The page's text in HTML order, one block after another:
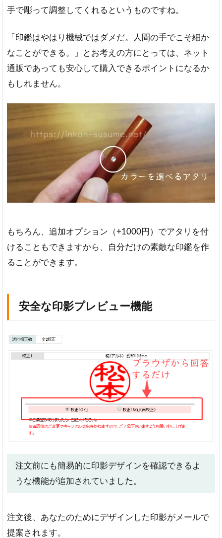
手で彫って調整してくれるというものですね。
「印鑑はやはり機械ではダメだ。人間の手でこそ細か
なことができる。」とお考えの方にとっては、ネット
通販であっても安心して購入できるポイントになるか
もしれません。
もちろん、追加オプション（+1000円）でアタリを付
けることもできますから、自分だけの素敵な印鑑を作
ることができます。
安全な印影プレビュー機能
注文前にも簡易的に印影デザインを確認できるよ
うな機能が追加されていました。
注文後、あなたのためにデザインした印影がメールで
提案されます。